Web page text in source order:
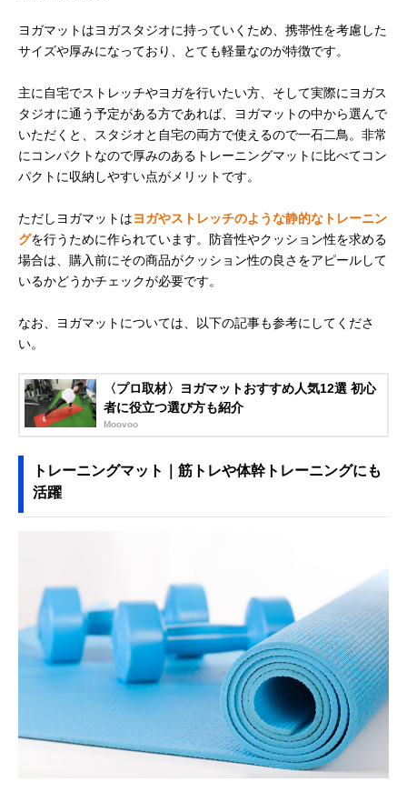
ヨガマットはヨガスタジオに持っていくため、携帯性を考慮した
サイズや厚みになっており、とても軽量なのが特徴です。
主に自宅でストレッチやヨガを行いたい方、そして実際にヨガス
タジオに通う予定がある方であれば、ヨガマットの中から選んで
いただくと、スタジオと自宅の両方で使えるので一石二鳥。非常
にコンパクトなので厚みのあるトレーニングマットに比べてコン
パクトに収納しやすい点がメリットです。
ただしヨガマットはヨガやストレッチのような静的なトレーニン
グを行うために作られています。防音性やクッション性を求める
場合は、購入前にその商品がクッション性の良さをアピールして
いるかどうかチェックが必要です。
なお、ヨガマットについては、以下の記事も参考にしてくださ
い。
〈プロ取材〉ヨガマットおすすめ人気12選 初心
者に役立つ選び方も紹介
Moovoo
トレーニングマット｜筋トレや体幹トレーニングにも
活躍